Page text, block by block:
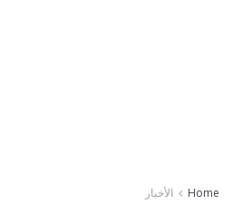
Home الأخبار